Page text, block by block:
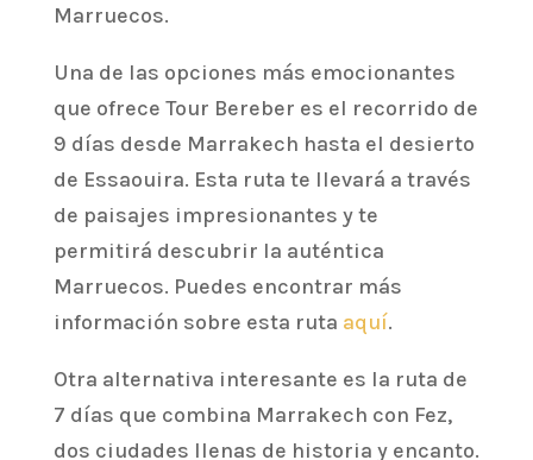
Marruecos.
Una de las opciones más emocionantes
que ofrece Tour Bereber es el recorrido de
9 días desde Marrakech hasta el desierto
de Essaouira. Esta ruta te llevará a través
de paisajes impresionantes y te
permitirá descubrir la auténtica
Marruecos. Puedes encontrar más
información sobre esta ruta aquí.
Otra alternativa interesante es la ruta de
7 días que combina Marrakech con Fez,
dos ciudades llenas de historia y encanto.